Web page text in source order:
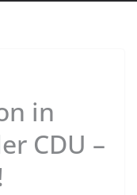
in
CDU –